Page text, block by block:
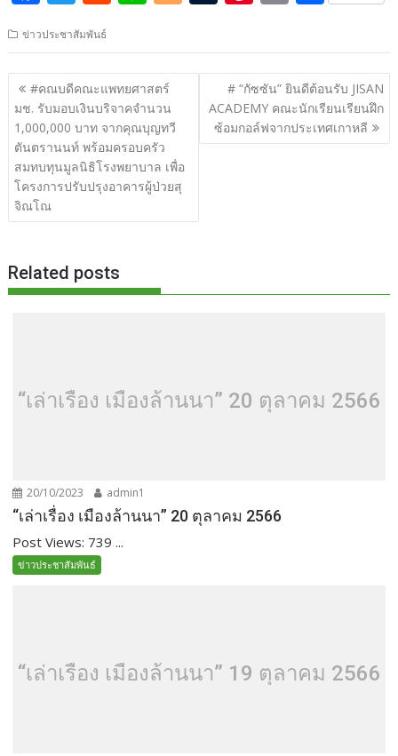
e
b
o
o
k
itt
er
d
di
t
e g
g
er
m
bl
r
er
e
st
p
y
Li
n
ar
e
ข่าวประชาสัมพันธ์
แนะแนว
เรื่อง
#คณบดีคณะแพทยศาสตร์
มช. รับมอบเงินบริจาคจำนวน
1,000,000 บาท จากคุณบุญทวี
ตันตรานนท์ พร้อมครอบครัว
สมทบทุนมูลนิธิโรงพยาบาล เพื่อ
โครงการปรับปรุงอาคารผู้ป่วยสุ
จิณโณ
# “กัซซัน” ยินดีต้อนรับ JISAN
ACADEMY คณะนักเรียนเรียนฝึก
ซ้อมกอล์ฟจากประเทศเกาหลี
Related posts
“เล่าเรื่อง เมืองล้านนา” 20 ตุลาคม 2566
20/10/2023 admin1
“เล่าเรื่อง เมืองล้านนา” 20 ตุลาคม 2566
Post Views: 739 ...
ข่าวประชาสัมพันธ์
“เล่าเรื่อง เมืองล้านนา” 19 ตุลาคม 2566